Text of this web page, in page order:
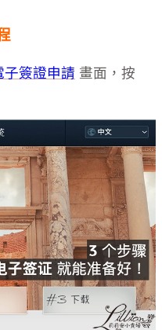
子簽證申請 畫面，按